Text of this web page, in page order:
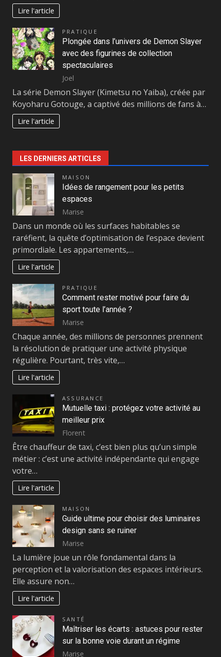
Lire l'article
PRATIQUE
Plongée dans l’univers de Demon Slayer
avec des figurines de collection
spectaculaires
Joel
La série Demon Slayer (Kimetsu no Yaiba), créée par
Koyoharu Gotouge, a captivé des millions de fans à…
Lire l'article
LES DERNIERS ARTICLES
MAISON
Idées de rangement pour les petits
espaces
Marise
Dans un monde où les surfaces habitables se
raréfient, la quête d’optimisation de l’espace devient
primordiale. Les appartements,…
Lire l'article
PRATIQUE
Comment rester motivé pour faire du
sport toute l’année ?
Marise
Chaque année, des millions de personnes prennent
la résolution de pratiquer une activité physique
régulière. Pourtant, très vite,…
Lire l'article
ASSURANCE
Mutuelle taxi : protégez votre activité au
meilleur prix
Florent
Être chauffeur de taxi, c’est bien plus qu’un simple
métier : c’est une activité indépendante qui engage
votre…
Lire l'article
MAISON
Guide ultime pour choisir des luminaires
design sans se ruiner
Marise
La lumière joue un rôle fondamental dans la
perception et la valorisation des espaces intérieurs.
Elle assure non…
Lire l'article
SANTÉ
Maîtriser les écarts : astuces pour rester
sur la bonne voie durant un régime
Marise